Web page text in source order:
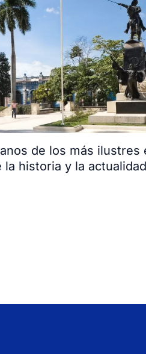
de los más ilustres
historia y la actualidad